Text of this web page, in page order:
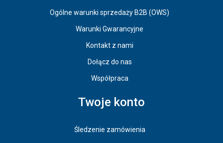
Ogólne warunki sprzedaży B2B (OWS)
Warunki Gwarancyjne
Kontakt z nami
Dołącz do nas
Współpraca
Twoje konto
Śledzenie zamówienia